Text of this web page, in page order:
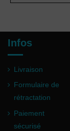
Infos
Livraison
Formulaire de
rétractation
Paiement
sécurisé